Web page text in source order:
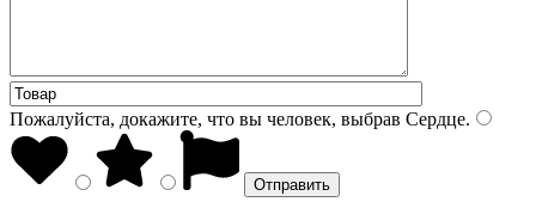
Пожалуйста, докажите, что вы человек, выбрав Сердце.